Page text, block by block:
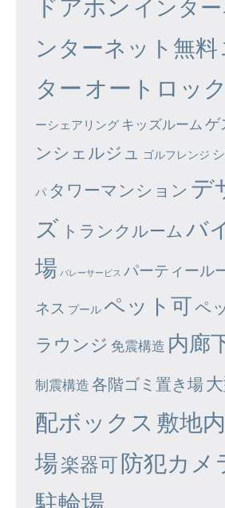
ドアホン インタ
ンターネット無料
ター オートロック
ーシェアリング キッズルーム ゲ
ンシェルジュ
ゴルフレンジ
パ タワーマンション デ
ズ トランクルーム バ
場 バレーサービス パーティール
ネス プール ペット可ペ
ラウンジ 免震構造 内廊
制震構造 各階ゴミ置き場
配ボックス 敷地
場楽器可防犯カメ
駐輪場